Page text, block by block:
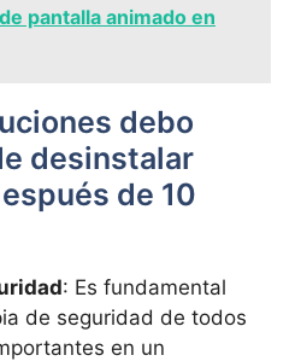
pantalla animado en
debo
desinstalar
de 10
: Es fundamental
de seguridad de todos
en un